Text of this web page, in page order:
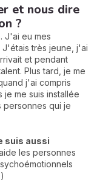
et nous dire
?
J'ai eu mes
J'étais très jeune, j'ai
et pendant
Plus tard, je me
j'ai compris
me suis installée
personnes qui je
suis aussi
les personnes